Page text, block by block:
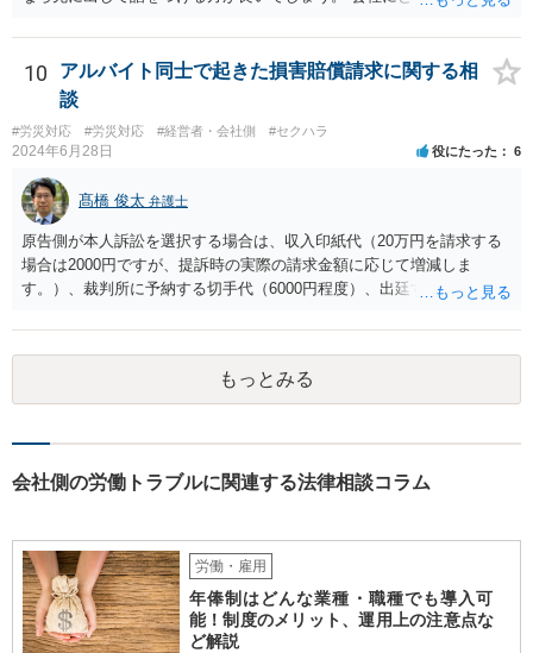
いてくれないと，辞任の登記をするためには，最終的には訴訟を提起
する必要が生じます。
す。 それと認定はある事実と証拠の関係でされるので、一般の方が思
うほどに駆け引き的な要素はありません。
10
アルバイト同士で起きた損害賠償請求に関する相
談
#労災対応 #労災対応 #経営者・会社側 #セクハラ
2024年6月28日 役にたった 6
髙橋 俊太 弁護士
原告側が本人訴訟を選択する場合は、収入印紙代（20万円を請求する
場合は2000円ですが、提訴時の実際の請求金額に応じて増減しま
す。）、裁判所に予納する切手代（6000円程度）、出廷する際の交通
書類郵送代（通信費等）の負担が考えられます。 弁護士に委任する場
合には、上記に加えて弁護士費用が必要となるのは、原告被告共通で
もっとみる
会社側の労働トラブルに関連する法律相談コラム
労働・雇用
年俸制はどんな業種・職種でも導入可
能！制度のメリット、運用上の注意点な
ど解説